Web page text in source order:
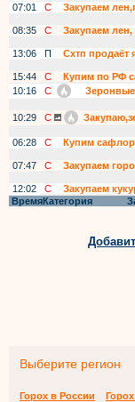
07:01
С
Закупаем
08:35
С
Закупаем лен,
13:06
П
Схтп продаёт
15:44
С
Купим по РФ
10:16
С
10:29
С
06:28
С
Купим сафлор
07:47
С
Закупаем
12:02
С
Закупаем
ВремяКатегория
Выберите регион
Горох в России